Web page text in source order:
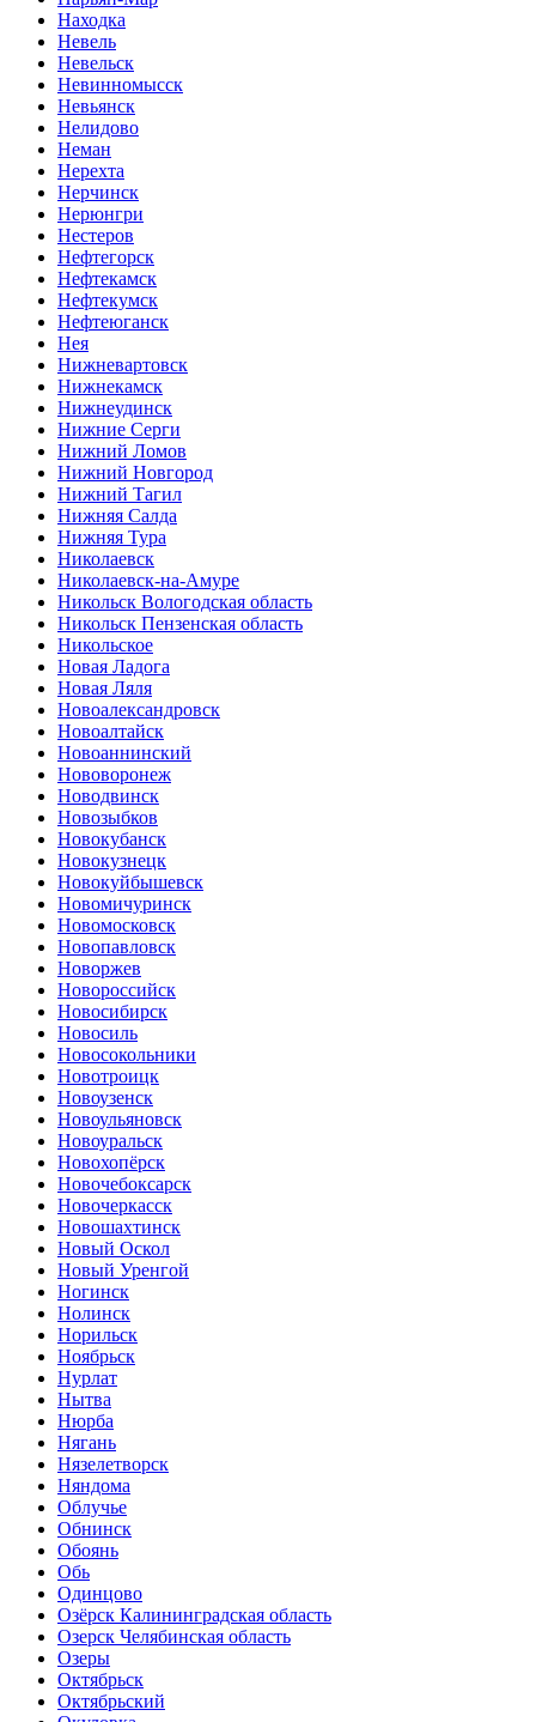
Находка
Невель
Невельск
Невинномысск
Невьянск
Нелидово
Неман
Нерехта
Нерчинск
Нерюнгри
Нестеров
Нефтегорск
Нефтекамск
Нефтекумск
Нефтеюганск
Нея
Нижневартовск
Нижнекамск
Нижнеудинск
Нижние Серги
Нижний Ломов
Нижний Новгород
Нижний Тагил
Нижняя Салда
Нижняя Тура
Николаевск
Николаевск-на-Амуре
Никольск Вологодская область
Никольск Пензенская область
Никольское
Новая Ладога
Новая Ляля
Новоалександровск
Новоалтайск
Новоаннинский
Нововоронеж
Новодвинск
Новозыбков
Новокубанск
Новокузнецк
Новокуйбышевск
Новомичуринск
Новомосковск
Новопавловск
Новоржев
Новороссийск
Новосибирск
Новосиль
Новосокольники
Новотроицк
Новоузенск
Новоульяновск
Новоуральск
Новохопёрск
Новочебоксарск
Новочеркасск
Новошахтинск
Новый Оскол
Новый Уренгой
Ногинск
Нолинск
Норильск
Ноябрьск
Нурлат
Нытва
Нюрба
Нягань
Нязелетворск
Няндома
Облучье
Обнинск
Обоянь
Обь
Одинцово
Озёрск Калининградская область
Озерск Челябинская область
Озеры
Октябрьск
Октябрьский